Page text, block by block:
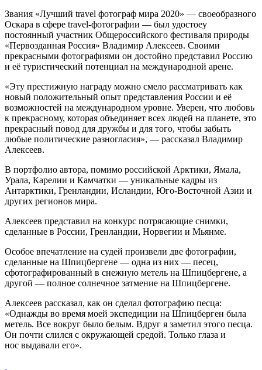
Звания «Лучший travel фотограф мира 2020» — своеобразного
Оскара в сфере travel-фотографии — был удостоеy
постоянный участник Общероссийского фестиваля природы
«Первозданная Россия» Владимир Алексеев. Своими
прекрасными фотографиями он достойно представил Россию
и её туристический потенциал на международной арене.
«Эту престижную награду можно смело рассматривать как
новый положительный опыт представления России и её
возможностей на международном уровне. Уверен, что любовь
к прекрасному, которая объединяет всех людей на планете, это
прекрасный повод для дружбы и для того, чтобы забыть
любые политические разногласия», — рассказал Владимир
Алексеев.
В портфолио автора, помимо российской Арктики, Ямала,
Урала, Карелии и Камчатки — уникальные кадры из
Антарктики, Гренландии, Исландии, Юго-Восточной Азии и
других регионов мира.
Алексеев представил на конкурс потрясающие снимки,
сделанные в России, Гренландии, Норвегии и Мьянме.
Особое впечатление на судей произвели две фотографии,
сделанные на Шпицбергене — одна из них — песец,
сфотографированный в снежную метель на Шпицбергене, а
другой — полное солнечное затмение на Шпицбергене.
Алексеев рассказал, как он сделал фотографию песца:
«Однажды во время моей экспедиции на Шпицберген была
метель. Все вокруг было белым. Вдруг я заметил этого песца.
Он почти слился с окружающей средой. Только глаза и
нос выдавали его».